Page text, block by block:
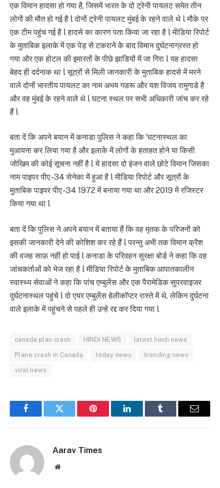
एक विमान हादसा हो गया है, जिसमें भारत के दो ट्रेनी पायलट समेत तीन
लोगों की मौत हो गई है l दोनों ट्रेनी पायलट मुंबई के रहने वाले थे l मौके पर
एक टीम पहुंच गई है l हादसे का कारण पता किया जा रहा है l मीडिया रिपोर्ट
के मुताबिक इलाके में एक पेड़ से टकराने के बाद विमान दुर्घटनाग्रस्त हो
गया और एक होटल की इमारतों के पीछे झाडियों में जा गिरा l यह हादसा
बेहद ही दर्दनाक था l सूत्रों से मिली जानकारी के मुताबिक हादसे में मरने
वाले दोनों भारतीय पायलट का नाम अभय गडरू और यश विजय रामुगाडे है
और वह मुंबई के रहने वाले थे l घटना स्थल पर सभी अधिकारी जांच कर रहे
हैं l
बता दें कि अपने बयान में कनाडा पुलिस ने कहा कि ‘घटनास्थल का
मुआयना कर लिया गया है और इलाके में लोगों के हताहत होने या किसी
जोखिम की कोई सूचना नहीं है l ये हादसा दो इंजन वाले छोटे विमान जिसका
नाम पाइपर पीए -34 सेनेका में हुआ है l मीडिया रिपोर्ट और सूत्रों के
मुताबिक पाइपर पीए -34 1972 में बनाया गया था और 2019 में रजिस्टर
किया गया था l
बता दें कि पुलिस ने अपने बयान में बताया हैं कि वह मृतक के परिजनों को
इसकी जानकारी देने की कोशिश कर रहे हैं l परन्तु अभी तक विमान क्रैश
की वजह साफ़ नहीं हो पाई l कनाडा के परिवहन सुरक्षा बोर्ड ने कहा कि वह
जांचकर्ताओं को भेज रहा है l मीडिया रिपोर्ट के मुताबिक आपातकालीन
स्वास्थ्य सेवाओं ने कहा कि पांच एम्बुलेंस और एक पैरामेडिक सुपरवाइजर
दुर्घटनास्थल पहुंचे l दो एयर एम्बुलेंस हेलीकॉप्टर रास्ते में थे, लेकिन दुर्घटना
वाले इलाके में पहुंचने से पहले ही उन्हें रद्द कर दिया गया l
canada plan crash HINDI NEWS latest hindi news
Plane crash in Canada today news trending news
viral news
FacebookTwitter Pinterest LinkedInTumblr Email
Aarav Times
Website